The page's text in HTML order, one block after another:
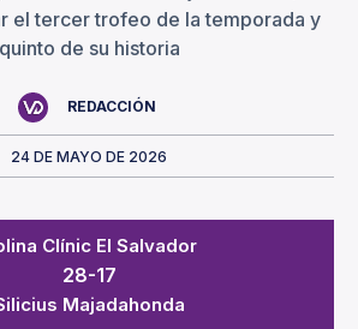
el tercer trofeo de la temporada y
quinto de su historia
REDACCIÓN
24 DE MAYO DE 2026
Clínic El Salvador
28-17
Majadahonda